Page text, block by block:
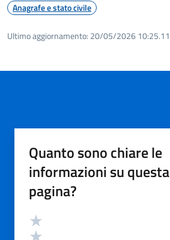
Anagrafe e stato civile
Ultimo aggiornamento: 20/05/2026 10:25.11
Quanto sono chiare le
informazioni su questa
pagina?
Valutazione